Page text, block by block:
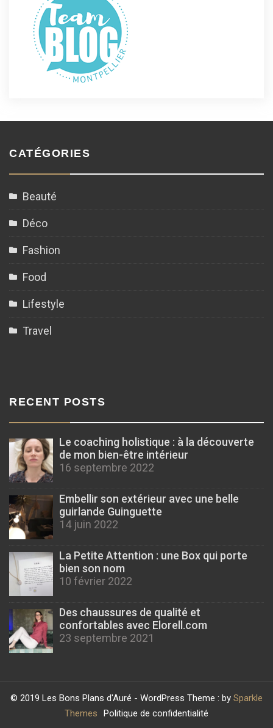
CATÉGORIES
Beauté
Déco
Fashion
Food
Lifestyle
Travel
RECENT POSTS
Le coaching holistique : à la découverte
de mon bien-être intérieur
16 septembre 2022
Embellir son extérieur avec une belle
guirlande Guinguette
14 juin 2022
La Petite Attention : une Box qui porte
bien son nom
10 février 2022
Des chaussures de qualité et
confortables avec Elorell.com
23 septembre 2021
© 2019 Les Bons Plans d'Auré - WordPress Theme : by Sparkle
Themes
Politique de confidentialité